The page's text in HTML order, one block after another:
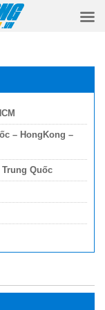
– HongKong –
Quốc